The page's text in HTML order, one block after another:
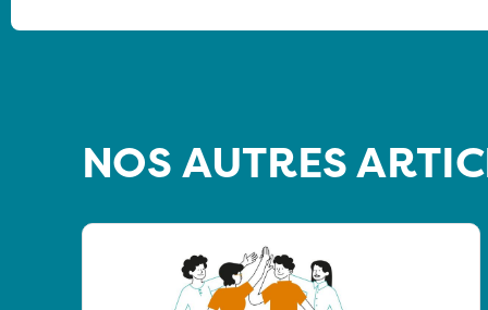
NOS AUTRES